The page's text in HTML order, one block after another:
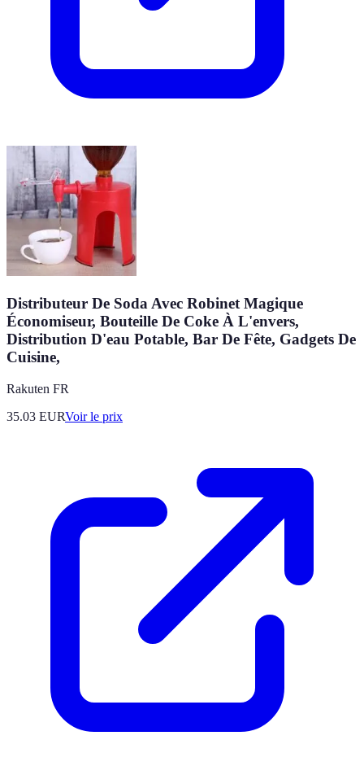
Distributeur De Soda Avec Robinet Magique
Économiseur, Bouteille De Coke À L'envers,
Distribution D'eau Potable, Bar De Fête, Gadgets De
Cuisine,
Rakuten FR
35.03 EURVoir le prix